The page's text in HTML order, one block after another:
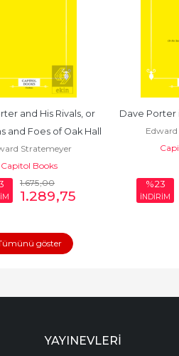
and His Rivals, or
and Foes of Oak Hall
Stratemeyer
Capitol Books
1.675,00
1.289,75
Dave Porter
%23
İNDİRİM
göster
YAYINEVLERI